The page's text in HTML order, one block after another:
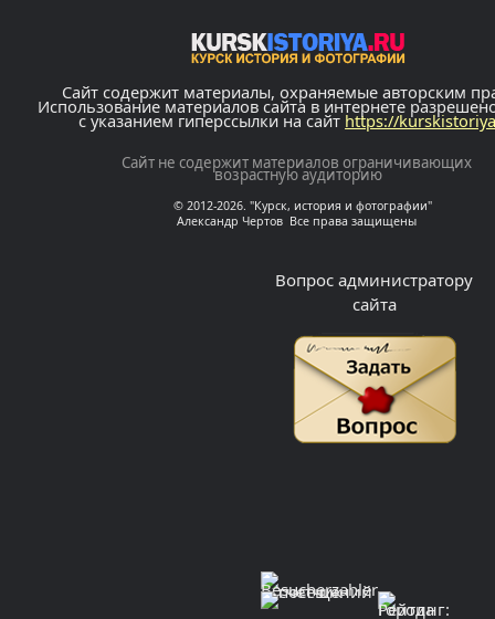
Сайт содержит материалы, охраняемые авторским
Использование материалов сайта в интернете
с указанием гиперссылки на сайтhttps://
Сайт не содержит материалов ограничивающих
возрастную аудиторию
© 2012-2026. "Курск, история и фотографии"
Александр Чертов Все права защищены
Вопрос администратору
сайта